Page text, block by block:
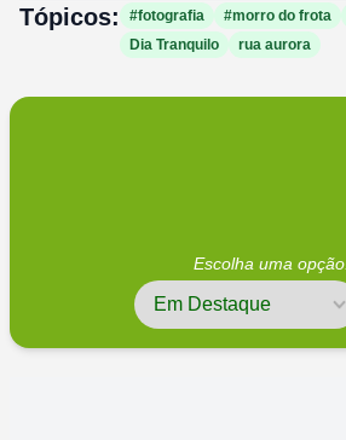
Tópicos: #fotografia #morro do frota
Dia Tranquilo
rua aurora
Escolha uma opção.